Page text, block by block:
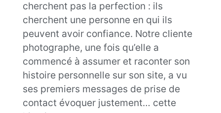
cherchent pas la perfection : ils
cherchent une personne en qui ils
peuvent avoir confiance. Notre cliente
photographe, une fois qu’elle a
commencé à assumer et raconter son
histoire personnelle sur son site, a vu
ses premiers messages de prise de
contact évoquer justement… cette